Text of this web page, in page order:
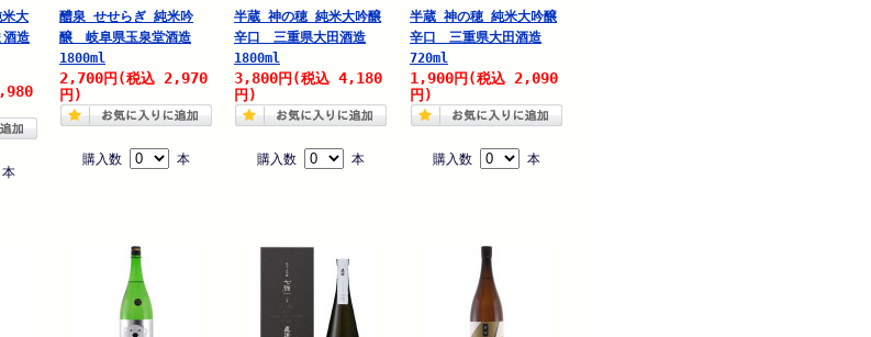
大
造
本
醴泉 せせらぎ 純米吟
醸 岐阜県玉泉堂酒造
1800ml
2,700円 (税込 2,970
円)
購入数 本
半蔵 神の穂 純米大吟醸
辛口 三重県大田酒造
1800ml
3,800円 (税込 4,180
円)
購入数 本
半蔵 神の穂 純米大吟醸
辛口 三重県大田酒造
720ml
1,900円 (税込 2,090
円)
購入数 本